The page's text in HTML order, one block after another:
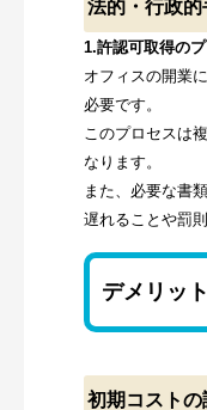
法的・行政的
1.許認可取得の
オフィスの開業
必要です。
このプロセスは
なります。
また、必要な書
遅れることや罰
デメリッ
初期コスト